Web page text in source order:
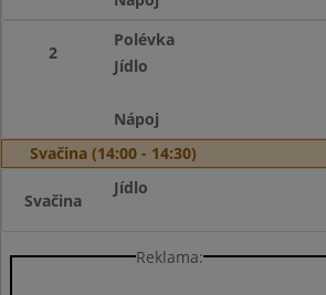
2
Polévka
Jídlo
Nápoj
Svačina (14:00 - 14:30)
Svačina
Jídlo
Reklama: